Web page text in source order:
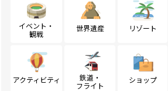
イベント・
観戦
世界遺産 リゾート
アクティビティ
鉄道・
フライト
ショップ